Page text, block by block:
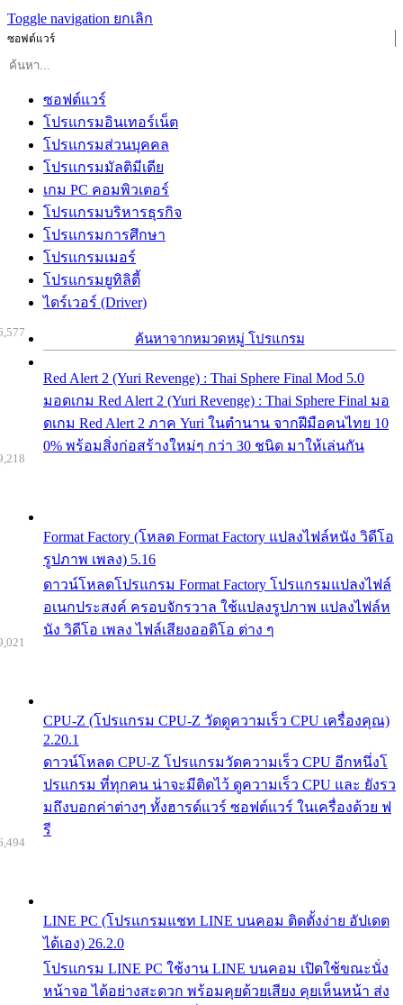
Toggle navigation ยกเลิก
ซอฟต์แวร์
ซอฟต์แวร์
โปรแกรมอินเทอร์เน็ต
โปรแกรมส่วนบุคคล
โปรแกรมมัลติมีเดีย
เกม PC คอมพิวเตอร์
โปรแกรมบริหารธุรกิจ
โปรแกรมการศึกษา
โปรแกรมเมอร์
โปรแกรมยูทิลิตี้
ไดร์เวอร์ (Driver)
ค้นหาจากหมวดหมู่ โปรแกรม
Red Alert 2 (Yuri Revenge) : Thai Sphere Final Mod 5.0
มอดเกม Red Alert 2 (Yuri Revenge) : Thai Sphere Final มอ
ดเกม Red Alert 2 ภาค Yuri ในตำนาน จากฝีมือคนไทย 10
0% พร้อมสิ่งก่อสร้างใหม่ๆ กว่า 30 ชนิด มาให้เล่นกัน
Format Factory (โหลด Format Factory แปลงไฟล์หนัง วิดีโอ
รูปภาพ เพลง) 5.16
ดาวน์โหลดโปรแกรม Format Factory โปรแกรมแปลงไฟล์
อเนกประสงค์ ครอบจักรวาล ใช้แปลงรูปภาพ แปลงไฟล์ห
นัง วิดีโอ เพลง ไฟล์เสียงออดิโอ ต่าง ๆ
CPU-Z (โปรแกรม CPU-Z วัดดูความเร็ว CPU เครื่องคุณ)
2.20.1
ดาวน์โหลด CPU-Z โปรแกรมวัดความเร็ว CPU อีกหนึ่งโ
ปรแกรม ที่ทุกคน น่าจะมีติดไว้ ดูความเร็ว CPU และ ยังรว
มถึงบอกค่าต่างๆ ทั้งฮารด์แวร์ ซอฟต์แวร์ ในเครื่องด้วย ฟ
รี
LINE PC (โปรแกรมแชท LINE บนคอม ติดตั้งง่าย อัปเดต
ได้เอง) 26.2.0
โปรแกรม LINE PC ใช้งาน LINE บนคอม เปิดใช้ขณะนั่ง
หน้าจอ ได้อย่างสะดวก พร้อมคุยด้วยเสียง คุยเห็นหน้า ส่ง